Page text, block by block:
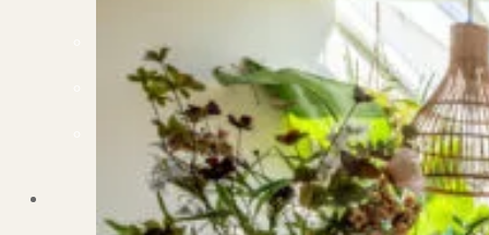
Beoordelingen
Dit zeggen klanten over ons
Partners
Maak gebruik van ons netwerk
Verenigingen
PUUR* is aangesloten bij...